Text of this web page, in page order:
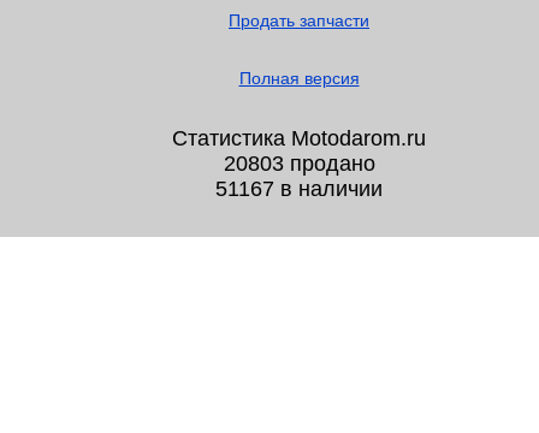
Продать запчасти
Полная версия
Статистика Motodarom.ru
20803 продано
51167 в наличии